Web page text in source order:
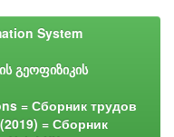
System
გეოფიზიკის
= Сборник трудов
= Сборник